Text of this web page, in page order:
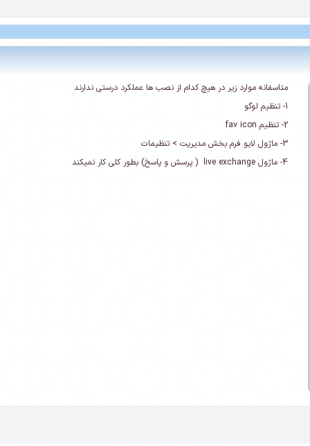
متاسفانه موارد زیر در هیچ کدام از نصب ها عملکرد درستی ندارند
1- تنظیم لوگو
2- تنظیم fav icon
3- ماژول لایو فرم بخش مدیریت > تنظیمات
4- ماژول live exchange ( پرسش و پاسخ) بطور کلی کار نمیکند